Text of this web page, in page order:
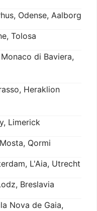
Odense, Aalborg
Tolosa
di Baviera,
Heraklion
Limerick
Qormi
L'Aia, Utrecht
Breslavia
Nova de Gaia,